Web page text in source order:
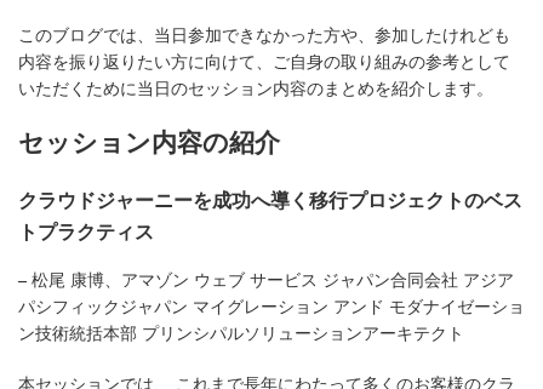
このブログでは、当日参加できなかった方や、参加したけれども
内容を振り返りたい方に向けて、ご自身の取り組みの参考として
いただくために当日のセッション内容のまとめを紹介します。
セッション内容の紹介
クラウドジャーニーを成功へ導く移行プロジェクトのベス
トプラクティス
– 松尾 康博、アマゾン ウェブ サービス ジャパン合同会社 アジア
パシフィックジャパン マイグレーション アンド モダナイゼーショ
ン技術統括本部 プリンシパルソリューションアーキテクト
本セッションでは、 これまで長年にわたって多くのお客様のクラ